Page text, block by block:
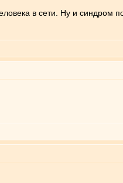
в сети. Ну и синдром